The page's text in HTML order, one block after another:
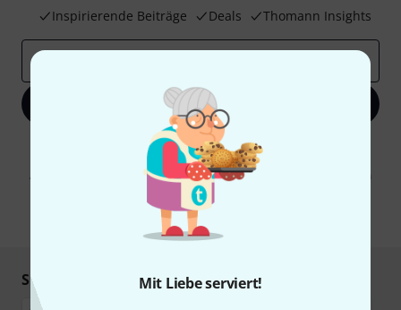
Mit Liebe serviert!
Inspirierende Beiträge
Deals Thomann Insights
Jetzt anmelden
Mit Klick auf „Jetzt anmelden“ stimmen Sie dem Erhalt von E-Mail-
Werbung und einer Messung des E-Mail-Nutzungsverhaltens zu. Die
Abmeldung ist jederzeit möglich. Weitere Informationen finden Sie in
Datenschutzhinweisen
* Pflichtfeld
Sicher einkaufen & bezahlen